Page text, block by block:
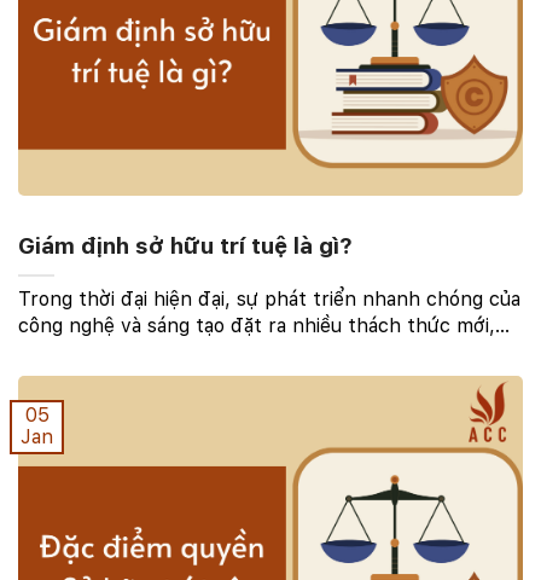
Giám định sở hữu trí tuệ là gì?
Trong thời đại hiện đại, sự phát triển nhanh chóng của
công nghệ và sáng tạo đặt ra nhiều thách thức mới,
không chỉ là một thuật ngữ chung ...
05
Jan